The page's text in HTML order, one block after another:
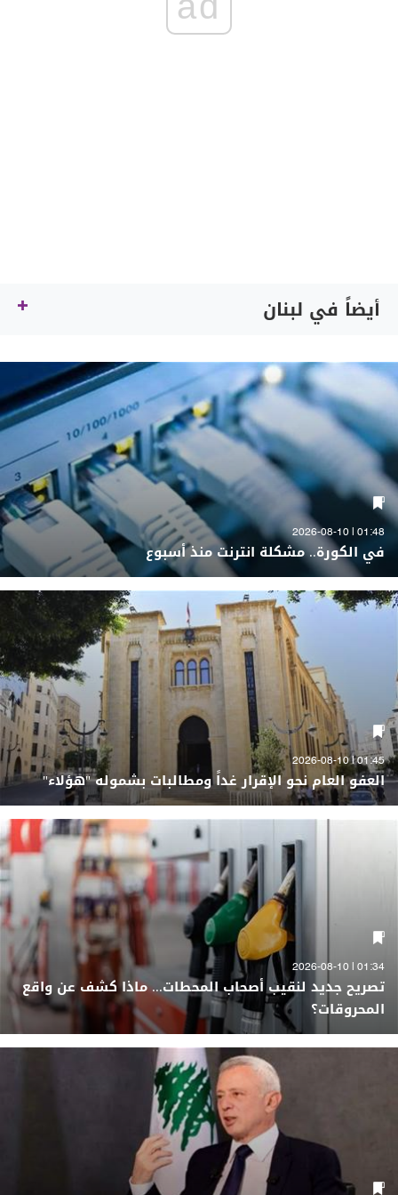
أيضاً في لبنان
01:48 | 2026-08-10
في الكورة.. مشكلة انترنت منذ أسبوع
01:45 | 2026-08-10
العفو العام نحو الإقرار غداً ومطالبات بشموله "هؤلاء"
01:34 | 2026-08-10
تصريح جديد لنقيب أصحاب المحطات... ماذا كشف عن واقع
المحروقات؟